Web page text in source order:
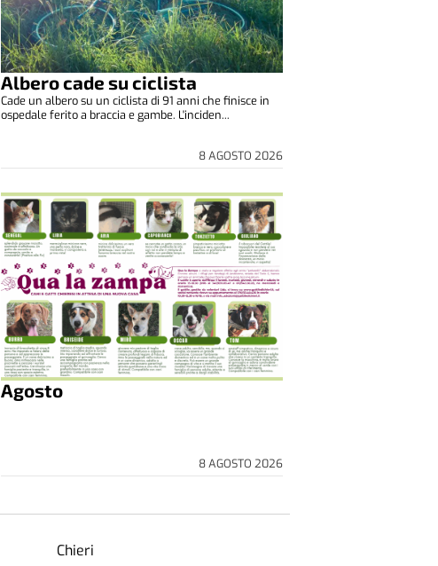
Albero cade su ciclista
8 AGOSTO 2026
Cade un albero su un ciclista di 91 anni che finisce in
ospedale ferito a braccia e gambe. L'inciden...
Agosto
8 AGOSTO 2026
Chieri